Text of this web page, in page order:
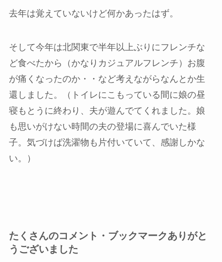
去年は覚えていないけど何かあったはず。
そして今年は北関東で半年以上ぶりにフレンチな
ど食べたから（かなりカジュアルフレンチ）お腹
が痛くなったのか・・など考えながらなんとか生
還しました。（トイレにこもっている間に娘の昼
寝もとうに終わり、夫が遊んでてくれました。娘
も思いがけない時間の夫の登場に喜んでいた様
子。気づけば洗濯物も片付いていて、感謝しかな
い。）
たくさんのコメント・ブックマークありがと
うございました